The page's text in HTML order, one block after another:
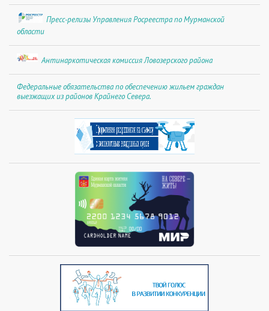
Пресс-релизы Управления Росреестра по Мурманской
области
Антинаркотическая комиссия Ловозерского района
Федеральные обязательства по обеспечению жильем граждан
выезжащих из районов Крайнего Севера.